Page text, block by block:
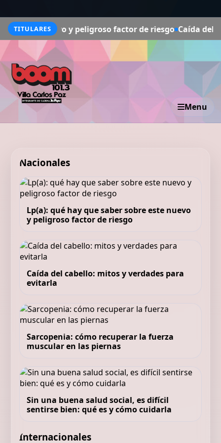
TITULARES
nuevo y peligroso factor de riesgo Caída del cabello:
Menu
Nacionales
Lp(a): qué hay que saber sobre este nuevo
y peligroso factor de riesgo
Caída del cabello: mitos y verdades para
evitarla
Sarcopenia: cómo recuperar la fuerza
muscular en las piernas
Sin una buena salud social, es difícil
sentirse bien: qué es y cómo cuidarla
Internacionales